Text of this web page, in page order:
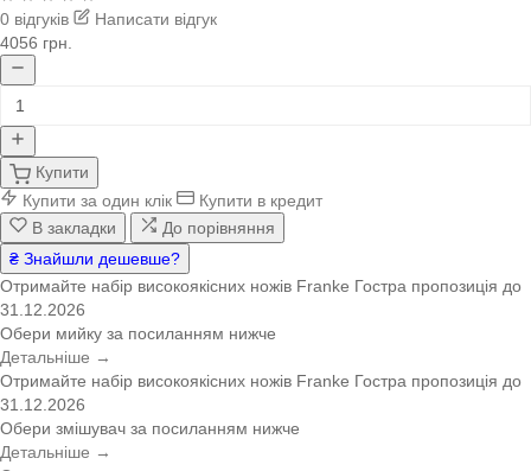
0 відгуків
Написати відгук
4056 грн.
Купити
Купити за один клік
Купити в кредит
В закладки
До порівняння
₴ Знайшли дешевше?
Отримайте набір високоякісних ножів Franke Гостра пропозиція до
31.12.2026
Обери мийку за посиланням нижче
Детальніше →
Отримайте набір високоякісних ножів Franke Гостра пропозиція до
31.12.2026
Обери змішувач за посиланням нижче
Детальніше →